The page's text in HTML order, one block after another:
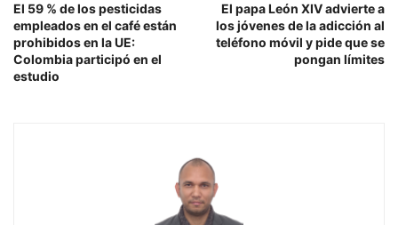
El 59 % de los pesticidas
empleados en el café están
prohibidos en la UE:
Colombia participó en el
estudio
El papa León XIV advierte a
los jóvenes de la adicción al
teléfono móvil y pide que se
pongan límites